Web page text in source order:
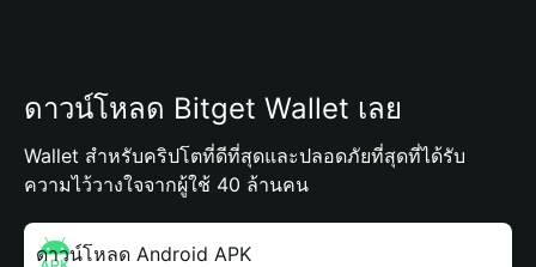
ดาวน์โหลด Bitget Wallet เลย
Wallet สำหรับคริปโตที่ดีที่สุดและปลอดภัยที่สุดที่ได้รับ
ความไว้วางใจจากผู้ใช้ 40 ล้านคน
ดาวน์โหลด Android APK